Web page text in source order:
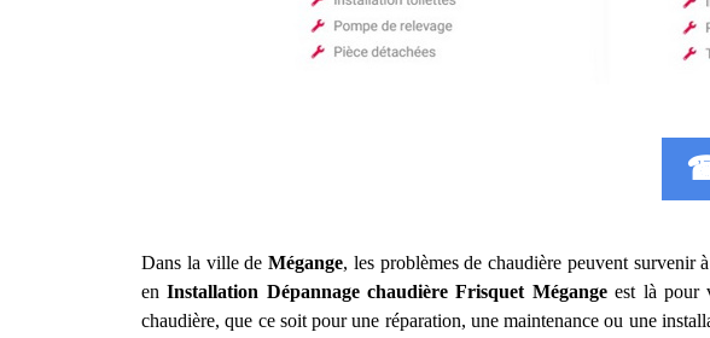
Dans la ville deMégange, les problèmes de chaudière peuvent
enInstallation Dépannage chaudière Frisquet Mégangeest là pour
chaudière, que ce soit pour une réparation, une maintenance ou une